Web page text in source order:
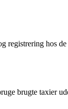
hos
brugte taxier